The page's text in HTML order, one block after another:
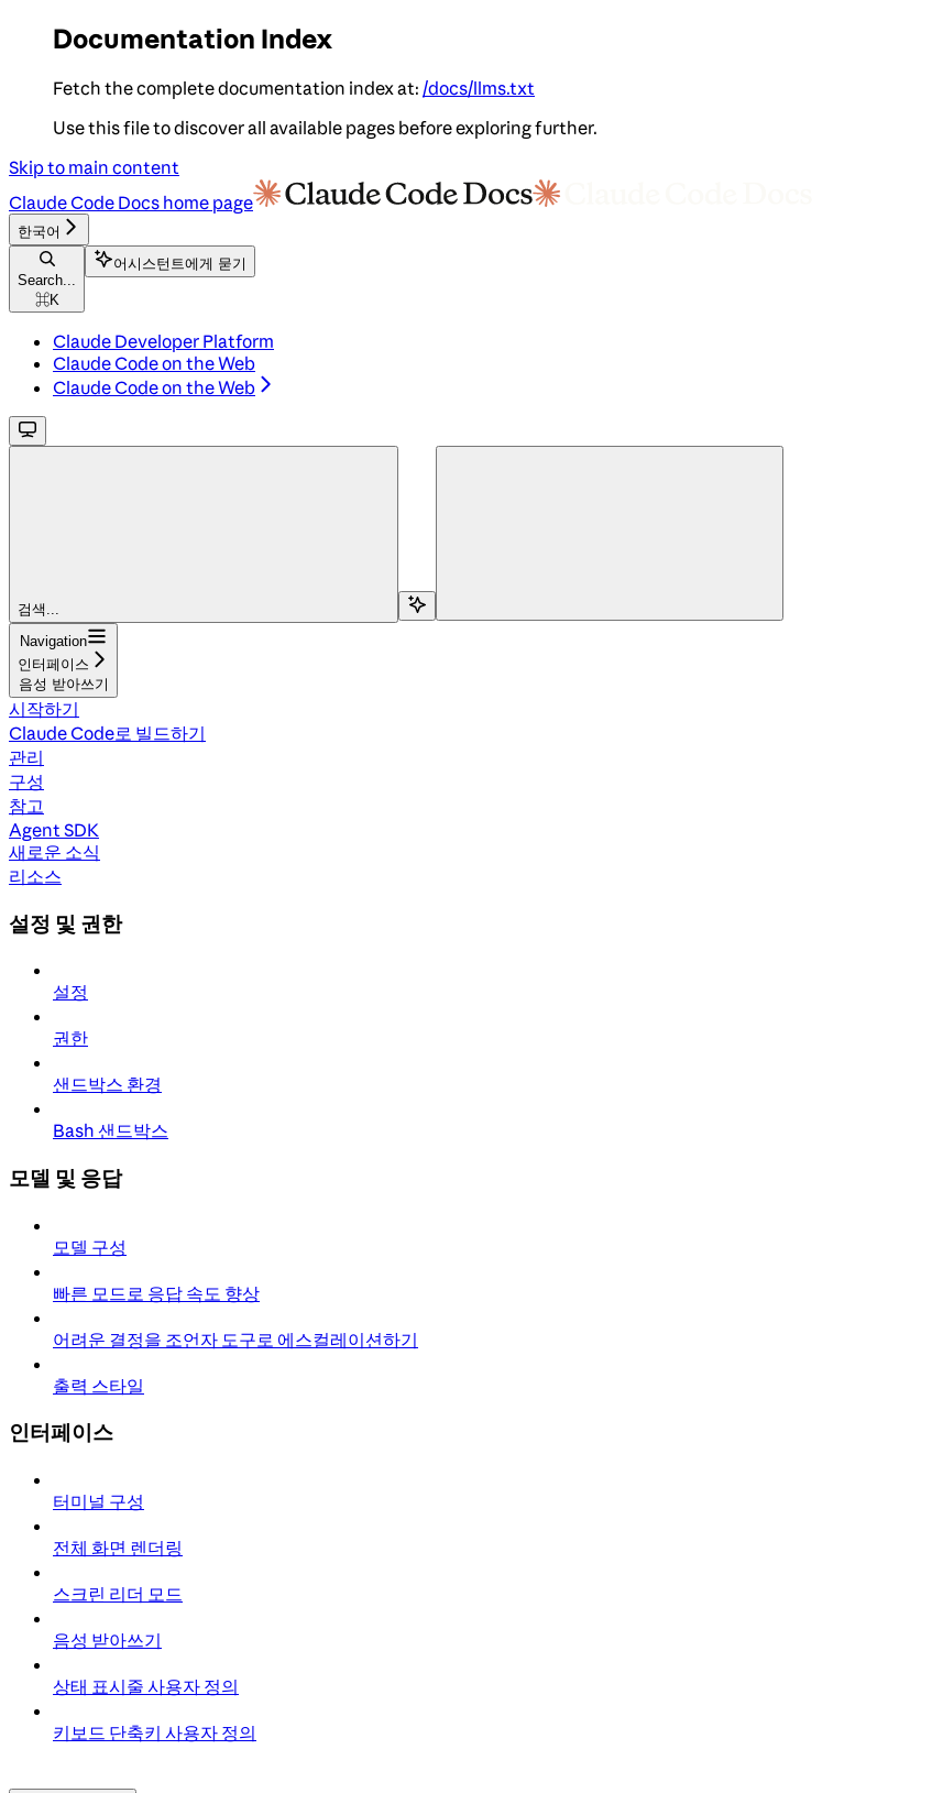
Documentation Index
Fetch the complete documentation index at: /docs/llms.txt
Use this file to discover all available pages before exploring further.
Skip to main content
Claude Code Docs home page
한국어
Search...
⌘K
어시스턴트에게 묻기
Claude Developer Platform
Claude Code on the Web
Claude Code on the Web
검색...
Navigation
인터페이스
음성 받아쓰기
시작하기
Claude Code로 빌드하기
관리
구성
참고
Agent SDK
새로운 소식
리소스
설정 및 권한
설정
권한
샌드박스 환경
Bash 샌드박스
모델 및 응답
모델 구성
빠른 모드로 응답 속도 향상
어려운 결정을 조언자 도구로 에스컬레이션하기
출력 스타일
인터페이스
터미널 구성
전체 화면 렌더링
스크린 리더 모드
음성 받아쓰기
상태 표시줄 사용자 정의
키보드 단축키 사용자 정의